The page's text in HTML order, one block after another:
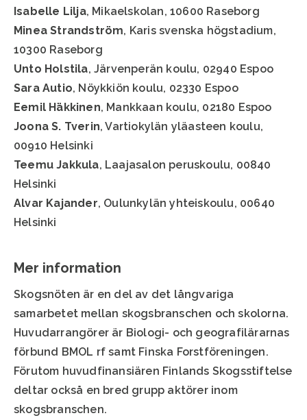
Isabelle Lilja, Mikaelskolan, 10600 Raseborg
Minea Strandström, Karis svenska högstadium,
10300 Raseborg
Unto Holstila, Järvenperän koulu, 02940 Espoo
Sara Autio, Nöykkiön koulu, 02330 Espoo
Eemil Häkkinen, Mankkaan koulu, 02180 Espoo
Joona S. Tverin, Vartiokylän yläasteen koulu,
00910 Helsinki
Teemu Jakkula, Laajasalon peruskoulu, 00840
Helsinki
Alvar Kajander, Oulunkylän yhteiskoulu, 00640
Helsinki
Mer information
Skogsnöten är en del av det långvariga
samarbetet mellan skogsbranschen och skolorna.
Huvudarrangörer är Biologi- och geografilärarnas
förbund BMOL rf samt Finska Forstföreningen.
Förutom huvudfinansiären Finlands Skogsstiftelse
deltar också en bred grupp aktörer inom
skogsbranschen.